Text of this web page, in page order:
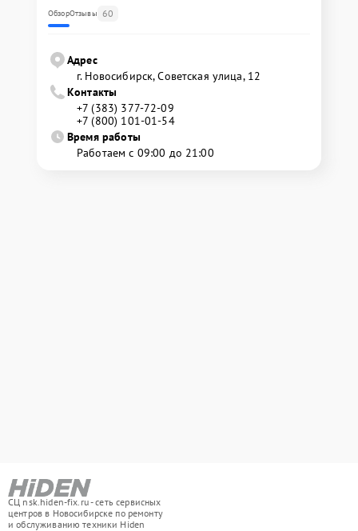
ОбзорОтзывы 60
Адрес
г. Новосибирск, Советская улица, 12
Контакты
+7 (383) 377-72-09
+7 (800) 101-01-54
Время работы
Работаем с 09:00 до 21:00
СЦ nsk.hiden-fix.ru - сеть сервисных
центров в Новосибирске по ремонту
и обслуживанию техники Hiden